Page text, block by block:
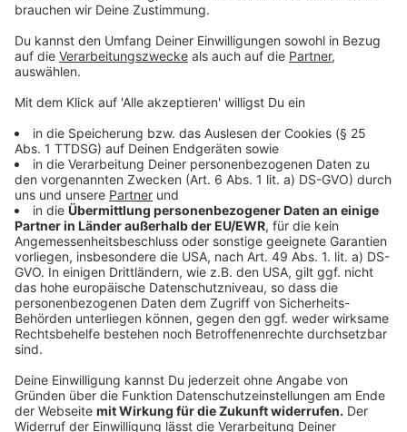
und Köln (6. März) wird er spielen.
Anzeige
Das ist die Trackliste
Anzeige
An guten Tagen
Alles okay
Blinde Passagiere
Anfangen
Unter einen Hut
Anfassen
Ich hab dich nicht mehr zu verlier'n (+ Ina Müller)
K.O.
Vielleicht im nächsten Leben
All In